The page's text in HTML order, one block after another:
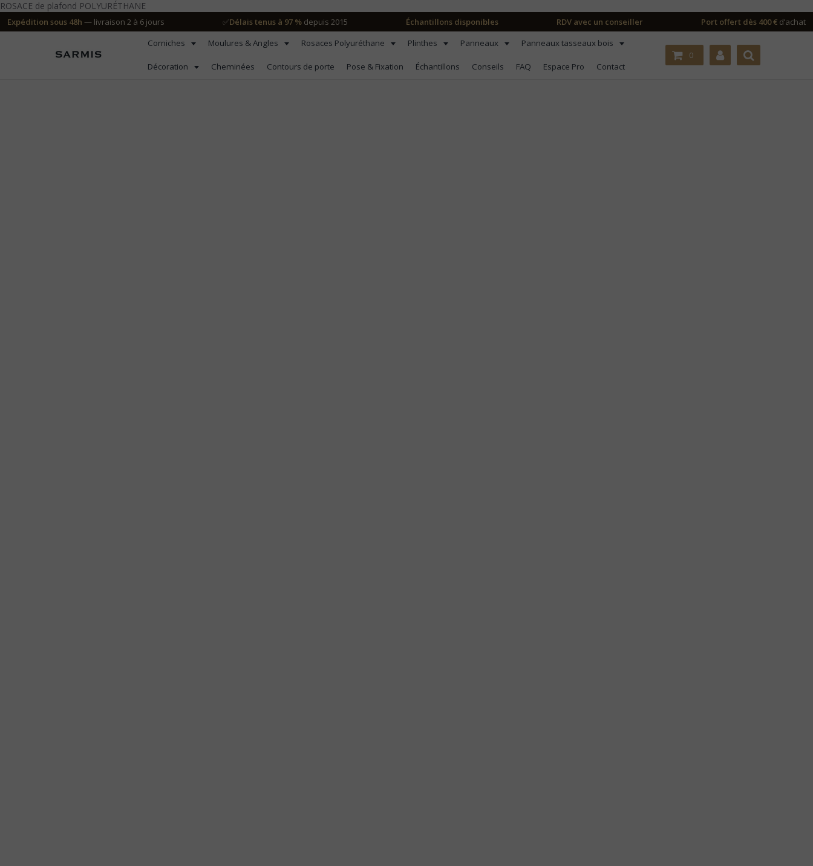
ROSACE de plafond POLYURÉTHANE
Expédition sous 48h — livraison 2 à 6 jours ✅Délais tenus à 97 % depuis 2015 Échantillons disponibles RDV avec un conseiller Port offert dès 400 € d’achat
Corniches
Moulures & Angles Rosaces Polyuréthane Plinthes Panneaux Panneaux tasseaux bois
Décoration Cheminées Contours de porte Pose & Fixation Échantillons Conseils FAQ Espace Pro Contact
0